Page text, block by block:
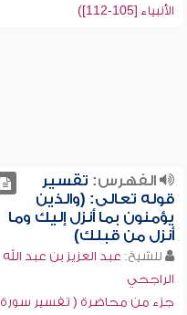
الأنبياء [105-112])
الفهرس: تقسير
قوله تعالى: (والذين
يؤمنون بما أنزل إليك وما
أنزل من قبلك)
للشيخ: عبد العزيز بن عبد الله
الراجحي
جزء من محاضرة ( تفسير سورة